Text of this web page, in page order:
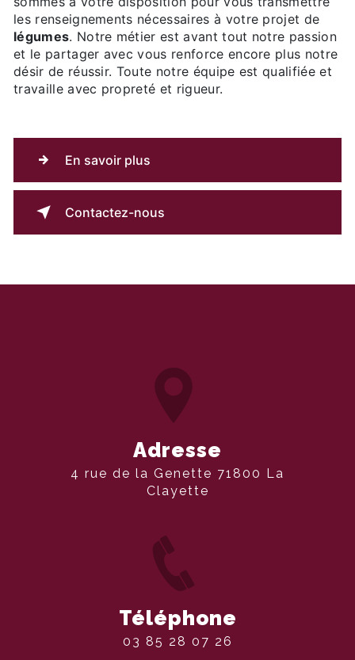
les renseignements nécessaires à votre projet de
légumes. Notre métier est avant tout notre passion
et le partager avec vous renforce encore plus notre
désir de réussir. Toute notre équipe est qualifiée et
travaille avec propreté et rigueur.
En savoir plus
Contactez-nous
Adresse
4 rue de la Genette 71800 La
Clayette
Téléphone
03 85 28 07 26